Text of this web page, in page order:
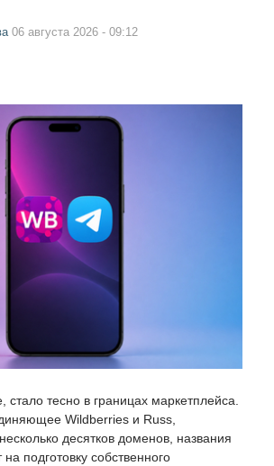
06 августа 2026 - 09:12
стало тесно в границах маркетплейса.
Wildberries и Russ,
десятков доменов, названия
подготовку собственного